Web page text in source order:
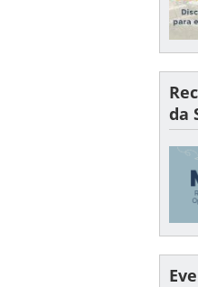
da